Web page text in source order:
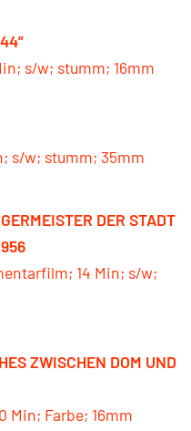
s/w; stumm; 16mm
s/w; stumm; 35mm
DER STADT
14 Min; s/w;
ZWISCHEN DOM UND
Min; Farbe; 16mm